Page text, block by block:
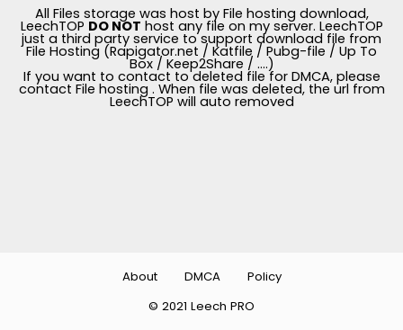
All Files storage was host by File hosting download,
LeechTOP DO NOT host any file on my server. LeechTOP
just a third party service to support download file from
File Hosting (Rapigator.net / Katfile / Pubg-file / Up To
Box / Keep2Share / ....)
If you want to contact to deleted file for DMCA, please
contact File hosting . When file was deleted, the url from
LeechTOP will auto removed
© 2021 Leech PRO
About DMCA Policy